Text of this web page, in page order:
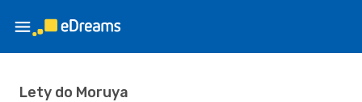
Lety do Moruya